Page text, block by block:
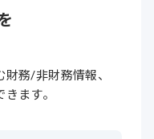
務/非財務情報、
きます。